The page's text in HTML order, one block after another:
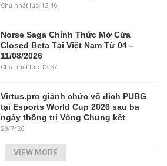
Chủ nhật lúc 12:46
Norse Saga Chính Thức Mở Cửa
Closed Beta Tại Việt Nam Từ 04 –
11/08/2026
Chủ nhật lúc 12:37
Virtus.pro giành chức vô địch PUBG
tại Esports World Cup 2026 sau ba
ngày thống trị Vòng Chung kết
28/7/26
VIEW MORE